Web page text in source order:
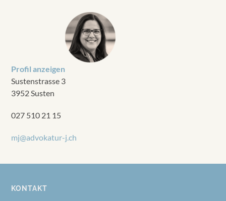
Profil anzeigen
Sustenstrasse 3
3952 Susten
027 510 21 15
mj@advokatur-j.ch
KONTAKT